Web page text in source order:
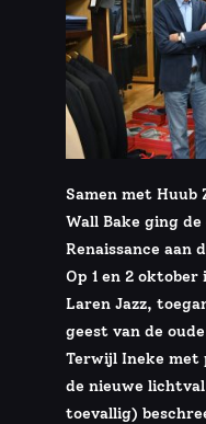
Samen met Huub
Wall Bake ging
Renaissance aan
Op 1 en 2 oktober
Laren Jazz,
geest van de
Terwijl Ineke met
de nieuwe
toevallig)